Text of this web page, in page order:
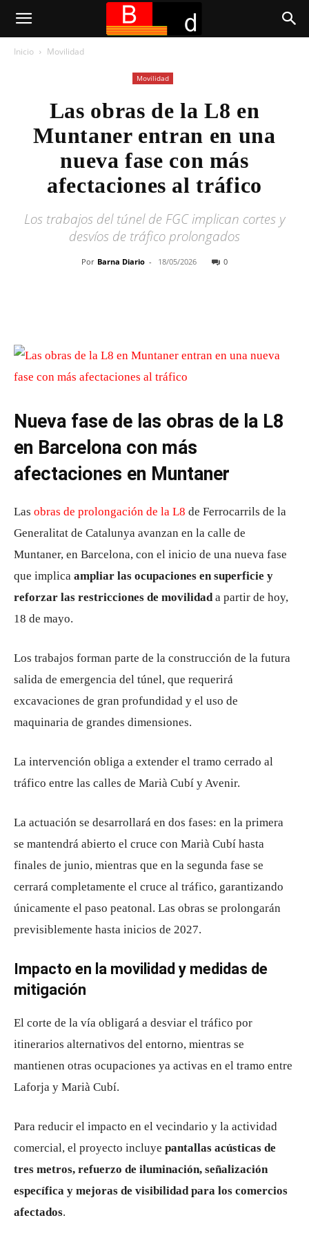
Inicio Movilidad
Movilidad
Las obras de la L8 en
Muntaner entran en una
nueva fase con más
afectaciones al tráfico
Los trabajos del túnel de FGC implican cortes y
desvíos de tráfico prolongados
Por Barna Diario - 18/05/2026 0
Nueva fase de las obras de la L8
en Barcelona con más
afectaciones en Muntaner
Las obras de prolongación de la L8 de Ferrocarrils de la
Generalitat de Catalunya avanzan en la calle de
Muntaner, en Barcelona, con el inicio de una nueva fase
que implica ampliar las ocupaciones en superficie y
reforzar las restricciones de movilidada partir de hoy,
18 de mayo.
Los trabajos forman parte de la construcción de la futura
salida de emergencia del túnel, que requerirá
excavaciones de gran profundidad y el uso de
maquinaria de grandes dimensiones.
La intervención obliga a extender el tramo cerrado al
tráfico entre las calles de Marià Cubí y Avenir.
La actuación se desarrollará en dos fases: en la primera
se mantendrá abierto el cruce con Marià Cubí hasta
finales de junio, mientras que en la segunda fase se
cerrará completamente el cruce al tráfico, garantizando
únicamente el paso peatonal. Las obras se prolongarán
previsiblemente hasta inicios de 2027.
Impacto en la movilidad y medidas de
mitigación
El corte de la vía obligará a desviar el tráfico por
itinerarios alternativos del entorno, mientras se
mantienen otras ocupaciones ya activas en el tramo entre
Laforja y Marià Cubí.
Para reducir el impacto en el vecindario y la actividad
comercial, el proyecto incluye pantallas acústicas de
tres metros, refuerzo de iluminación, señalización
específica y mejoras de visibilidad para los comercios
afectados.